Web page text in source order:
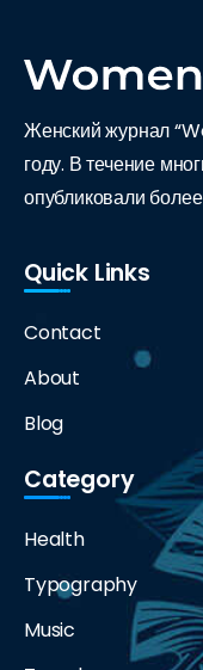
Женский журнал
году. В течение
опубликовали
Quick Links
Contact
About
Blog
Category
Health
Typography
Music